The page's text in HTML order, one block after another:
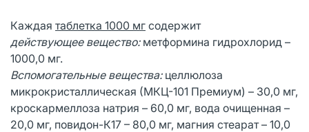
Каждая таблетка 1000 мг содержит
действующее вещество:метформина гидрохлорид –
1000,0 мг.
Вспомогательные вещества:целлюлоза
микрокристаллическая (МКЦ-101 Премиум) – 30,0 мг,
кроскармеллоза натрия – 60,0 мг, вода очищенная –
20,0 мг, повидон-К17 – 80,0 мг, магния стеарат – 10,0